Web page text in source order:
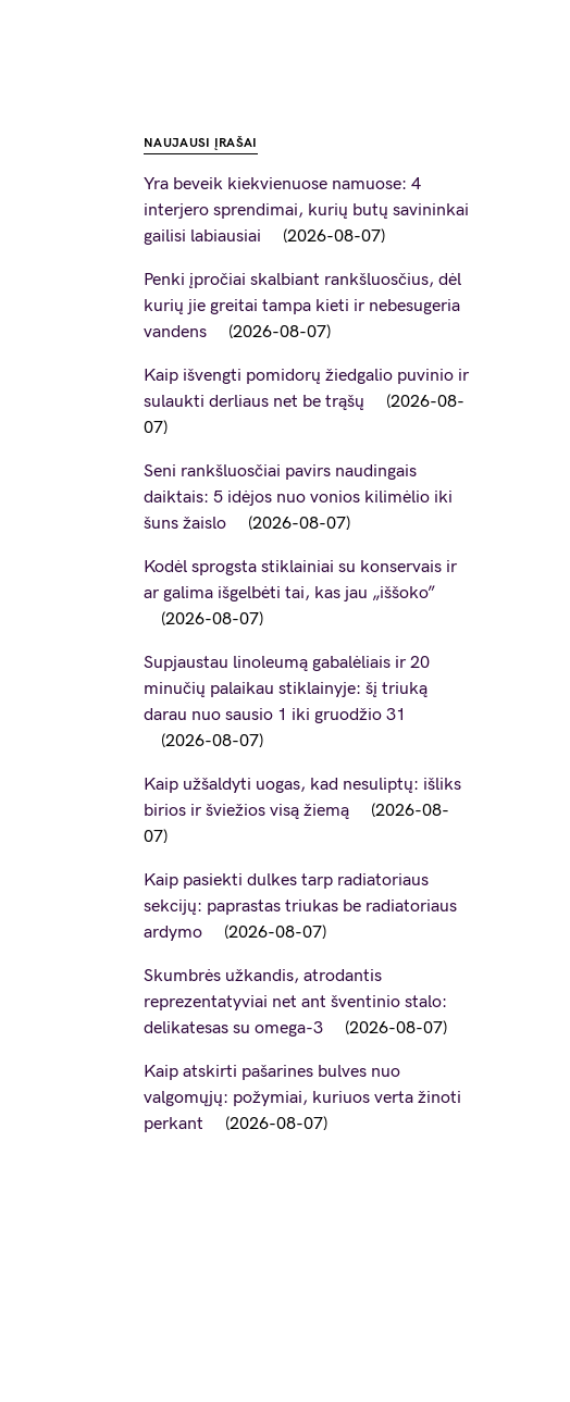
NAUJAUSI ĮRAŠAI
Yra beveik kiekvienuose namuose: 4
interjero sprendimai, kurių butų savininkai
gailisi labiausiai
2026-08-07
Penki įpročiai skalbiant rankšluosčius, dėl
kurių jie greitai tampa kieti ir nebesugeria
vandens
2026-08-07
Kaip išvengti pomidorų žiedgalio puvinio ir
sulaukti derliaus net be trąšų
2026-08-
07
Seni rankšluosčiai pavirs naudingais
daiktais: 5 idėjos nuo vonios kilimėlio iki
šuns žaislo
2026-08-07
Kodėl sprogsta stiklainiai su konservais ir
ar galima išgelbėti tai, kas jau „iššoko”
2026-08-07
Supjaustau linoleumą gabalėliais ir 20
minučių palaikau stiklainyje: šį triuką
darau nuo sausio 1 iki gruodžio 31
2026-08-07
Kaip užšaldyti uogas, kad nesuliptų: išliks
birios ir šviežios visą žiemą
2026-08-
07
Kaip pasiekti dulkes tarp radiatoriaus
sekcijų: paprastas triukas be radiatoriaus
ardymo
2026-08-07
Skumbrės užkandis, atrodantis
reprezentatyviai net ant šventinio stalo:
delikatesas su omega-3
2026-08-07
Kaip atskirti pašarines bulves nuo
valgomųjų: požymiai, kuriuos verta žinoti
perkant
2026-08-07